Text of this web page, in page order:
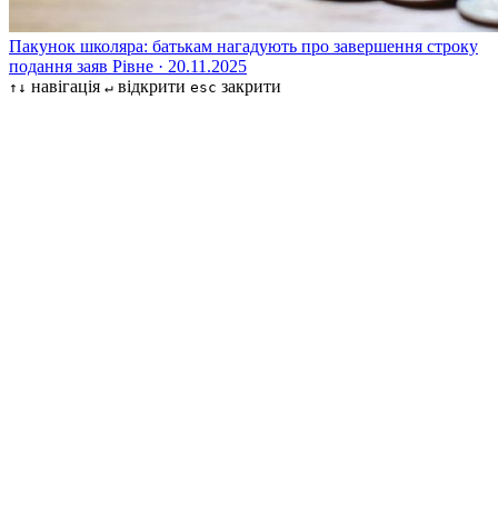
Пакунок школяра: батькам нагадують про завершення строку
подання заяв Рівне · 20.11.2025
↑↓ навігація ↵ відкрити esc закрити